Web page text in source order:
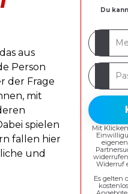
aus
Person
der Frage
mit
spielen
fallen hier
und
Du
Meine
E-
Mail-
Adresse
Passwort
erstellen
Mit
Widerruf
Es gelten